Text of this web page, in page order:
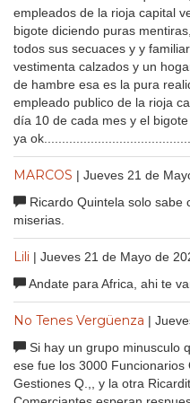
empleados de la rioja capital
bigote diciendo puras
todos sus secuaces y y
vestimenta calzados y un
de hambre esa es la pura
empleado publico de la rioja
día 10 de cada mes y el
ya
MARCOS | Jueves 21 de
Ricardo Quintela solo sabe
miserias.
Lili | Jueves 21 de Mayo de
Andate para Africa, ahi te
No Tenes Vergüenza |
Si hay un grupo minusculo
ese fue los 3000
Gestiones Q.,, y la otra